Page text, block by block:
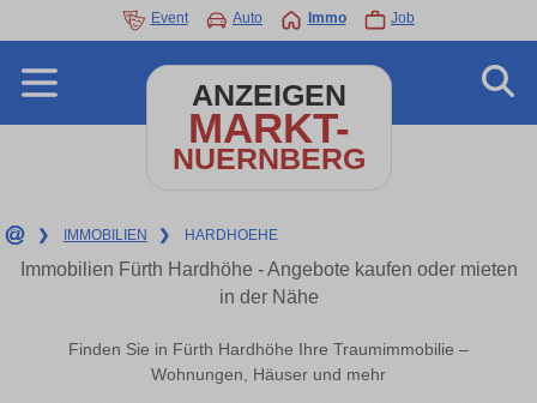
Event Auto Immo Job
ANZEIGEN
MARKT-
NUERNBERG
❯ IMMOBILIEN ❯ HARDHOEHE
Immobilien Fürth Hardhöhe - Angebote kaufen oder mieten
in der Nähe
Finden Sie in Fürth Hardhöhe Ihre Traumimmobilie –
Wohnungen, Häuser und mehr